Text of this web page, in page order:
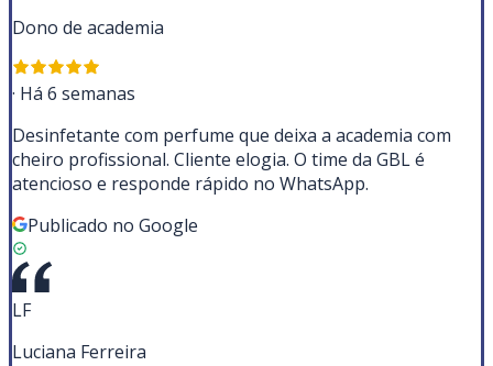
Dono de academia
· Há 6 semanas
Desinfetante com perfume que deixa a academia com
cheiro profissional. Cliente elogia. O time da GBL é
atencioso e responde rápido no WhatsApp.
Publicado no Google
LF
Luciana Ferreira